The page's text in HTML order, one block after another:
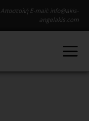
Αποστολή E-mail: info@akis-
angelakis.com